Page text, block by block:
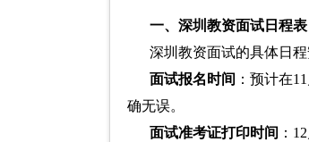
一、深圳教资面试日程表
深圳教资面试的具体日程
面试报名时间 ：预计在
确无误。
面试准考证打印时间 ：